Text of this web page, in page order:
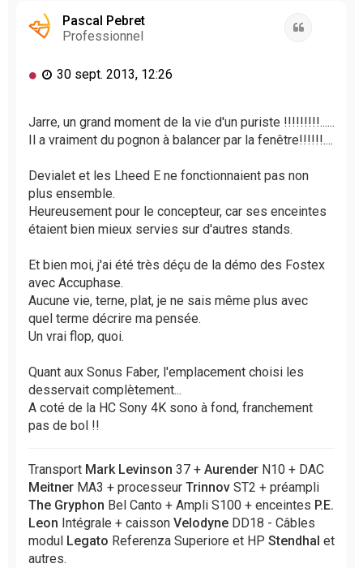
Pascal Pebret
Professionnel
M
s
a
n
o
n
l
30 sept. 2013, 12:26
Jarre, un grand moment de la vie d'un puriste !!!!!!!!!......
Il a vraiment du pognon à balancer par la fenêtre!!!!!!....
Devialet et les Lheed E ne fonctionnaient pas non
plus ensemble.
Heureusement pour le concepteur, car ses enceintes
étaient bien mieux servies sur d'autres stands.
Et bien moi, j'ai été très déçu de la démo des Fostex
avec Accuphase.
Aucune vie, terne, plat, je ne sais même plus avec
quel terme décrire ma pensée.
Un vrai flop, quoi.
Quant aux Sonus Faber, l'emplacement choisi les
desservait complètement...
A coté de la HC Sony 4K sono à fond, franchement
pas de bol !!
Transport Mark Levinson 37 + Aurender N10 + DAC
Meitner MA3 + processeur Trinnov ST2 + préampli
The Gryphon Bel Canto + Ampli S100 + enceintes P.E.
Leon Intégrale + caisson Velodyne DD18 - Câbles
modul Legato Referenza Superiore et HP Stendhal et
autres.